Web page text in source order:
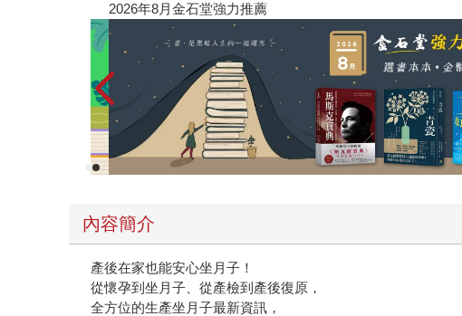
閱讀漫遊錄-2026上半年暢銷榜
內容簡介
產後在家也能安心坐月子！
從懷孕到坐月子、從產檢到產後復原，
全方位的生產坐月子最新資訊，